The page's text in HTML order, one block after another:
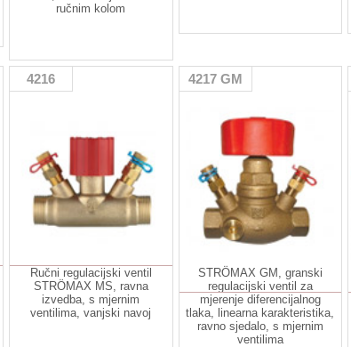
ručnim kolom
4216
Ručni regulacijski ventil
STRÖMAX MS, ravna
izvedba, s mjernim
ventilima, vanjski navoj
4217 GM
STRÖMAX GM, granski
regulacijski ventil za
mjerenje diferencijalnog
tlaka, linearna karakteristika,
ravno sjedalo, s mjernim
ventilima